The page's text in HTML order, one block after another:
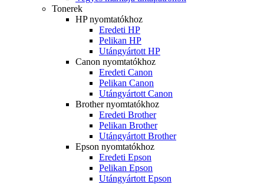
Tonerek
HP nyomtatókhoz
Eredeti HP
Pelikan HP
Utángyártott HP
Canon nyomtatókhoz
Eredeti Canon
Pelikan Canon
Utángyártott Canon
Brother nyomtatókhoz
Eredeti Brother
Pelikan Brother
Utángyártott Brother
Epson nyomtatókhoz
Eredeti Epson
Pelikan Epson
Utángyártott Epson